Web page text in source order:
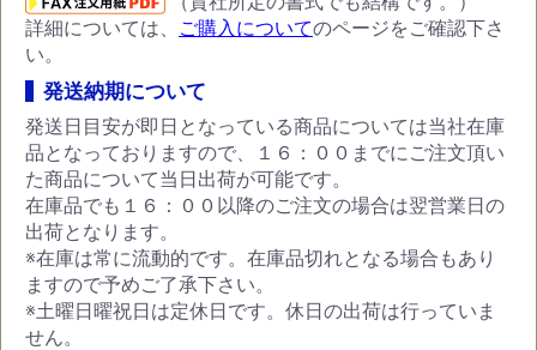
お買い物を続ける
詳細については、
ご購入についてのページをご確認下さ
い。
発送納期について
発送日目安が即日となっている商品については当社在庫
品となっておりますので、１６：００までにご注文頂い
た商品について当日出荷が可能です。
在庫品でも１６：００以降のご注文の場合は翌営業日の
出荷となります。
※在庫は常に流動的です。在庫品切れとなる場合もあり
ますので予めご了承下さい。
※土曜日曜祝日は定休日です。休日の出荷は行っていま
せん。